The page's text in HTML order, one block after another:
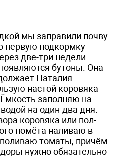
мы заправили почву
первую подкормку
две-три недели
бутоны. Она
Наталия
настой коровяка
заполняю на
на один-два дня.
коровяка или пол-
помёта наливаю в
томаты, причём
нужно обязательно